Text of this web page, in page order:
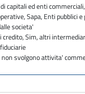
capitali ed enti
Sapa, Enti pubblici
societa'
credito, Sim, altri
non svolgono attivita'